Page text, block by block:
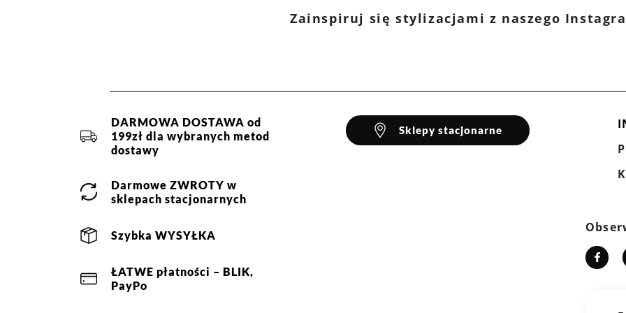
Zainspiruj się stylizacjami z naszego
DARMOWA DOSTAWA od
199zł dla wybranych metod
dostawy
Darmowe ZWROTY w
sklepach stacjonarnych
Szybka WYSYŁKA
ŁATWE płatności – BLIK,
PayPo
Sklepy stacjonarne